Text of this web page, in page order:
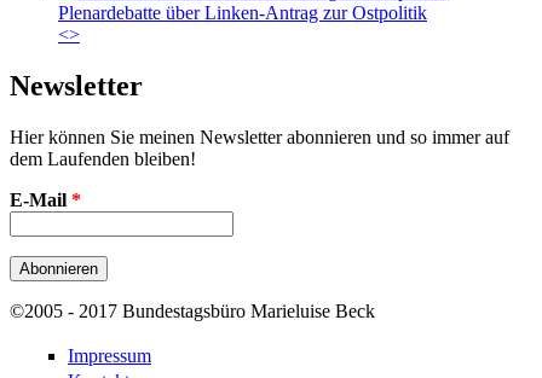
Plenardebatte über Linken-Antrag zur Ostpolitik
<>
Newsletter
Hier können Sie meinen Newsletter abonnieren und so immer auf
dem Laufenden bleiben!
E-Mail *
©2005 - 2017 Bundestagsbüro Marieluise Beck
Impressum